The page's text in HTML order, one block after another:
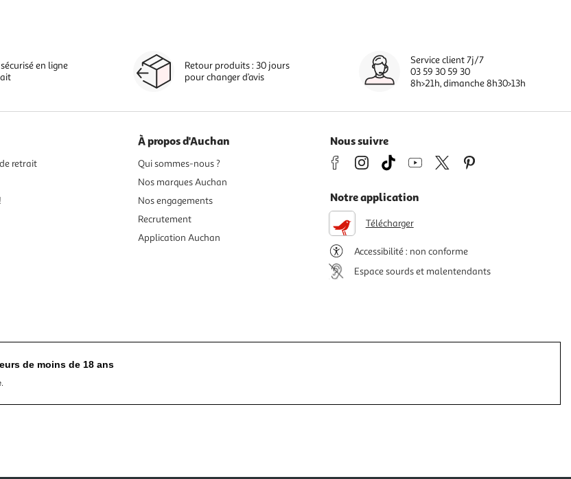
en ligne
Retour produits : 30 jours
pour changer d’avis
Service client 7j/7
03 59 30 59 30
8h>21h, dimanche 8h30>13h
retrait
À propos d'Auchan
Qui sommes-nous ?
Nos marques Auchan
Nos engagements
Recrutement
Application Auchan
Nous suivre
Notre application
Télécharger
Accessibilité : non conforme
Espace sourds et malentendants
de moins de 18 ans